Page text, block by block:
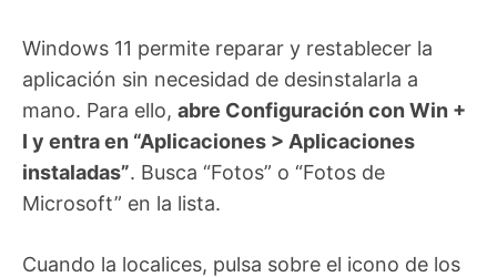
Windows 11 permite reparar y restablecer la
aplicación sin necesidad de desinstalarla a
mano. Para ello, abre Configuración con Win +
I y entra en “Aplicaciones > Aplicaciones
instaladas”. Busca “Fotos” o “Fotos de
Microsoft” en la lista.
Cuando la localices, pulsa sobre el icono de los